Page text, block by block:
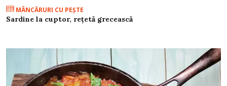
MÂNCĂRURI CU PEŞTE
Sardine la cuptor, rețetă grecească